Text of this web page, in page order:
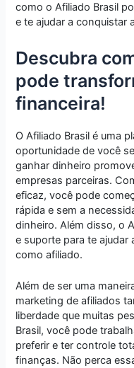
como o Afiliado Brasil
e te ajudar a conquistar
Descubra
pode
financeira!
O Afiliado Brasil é uma
oportunidade de você
ganhar dinheiro
empresas parceiras.
eficaz, você pode
rápida e sem a
dinheiro. Além disso, o
e suporte para te ajudar
como afiliado.
Além de ser uma
marketing de afiliados
liberdade que muitas
Brasil, você pode
preferir e ter controle
finanças. Não perca